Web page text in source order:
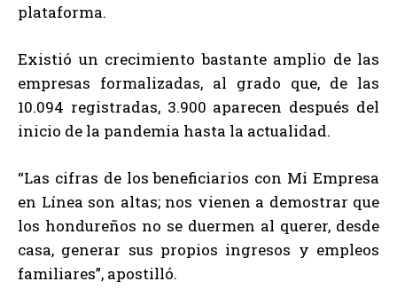
plataforma.
Existió un crecimiento bastante amplio de las
empresas formalizadas, al grado que, de las
10.094 registradas, 3.900 aparecen después del
inicio de la pandemia hasta la actualidad.
“Las cifras de los beneficiarios con Mi Empresa
en Línea son altas; nos vienen a demostrar que
los hondureños no se duermen al querer, desde
casa, generar sus propios ingresos y empleos
familiares”, apostilló.